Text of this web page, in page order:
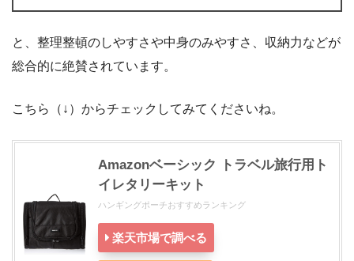
と、整理整頓のしやすさや中身のみやすさ、収納力などが
総合的に絶賛されています。
こちら（↓）からチェックしてみてくださいね。
Amazonベーシック トラベル旅行用ト
イレタリーキット
ハンギングポーチおすすめランキング
楽天市場で調べる